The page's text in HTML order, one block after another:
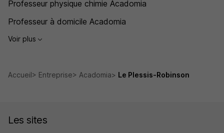
Professeur physique chimie Acadomia
Professeur à domicile Acadomia
Voir plus
Accueil Entreprise Acadomia Le Plessis-Robinson
Les sites